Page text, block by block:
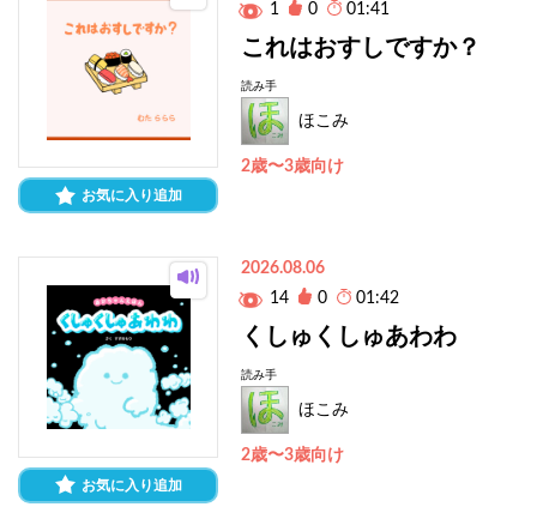
お気に入り追加
1
0 01:41
これはおすしですか？
読み手
ほこみ
2歳〜3歳向け
お気に入り追加
2026.08.06
14
0 01:42
くしゅくしゅあわわ
読み手
ほこみ
2歳〜3歳向け